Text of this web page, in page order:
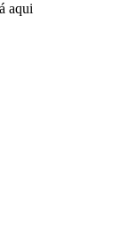
aqui